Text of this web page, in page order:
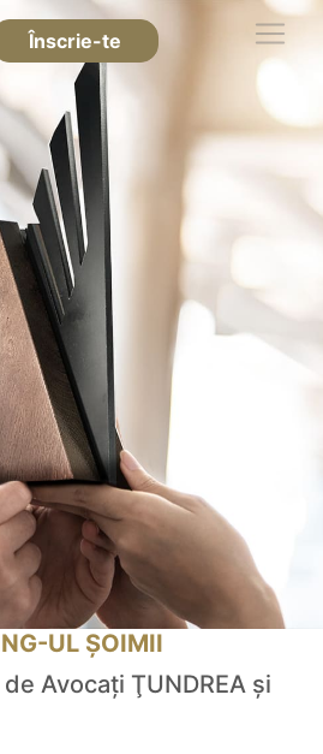
Înscrie-te
UL ȘOIMII
Avocaţi ŢUNDREA şi